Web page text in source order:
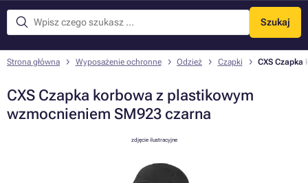
Szukaj
Menu
Strona główna Wyposażenie ochronne Odzież Czapki CXS
CXS Czapka korbowa z plastikowym
wzmocnieniem SM923 czarna
zdjęcie ilustracyjne